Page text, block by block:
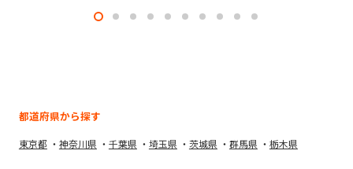
都道府県から探す
東京都 神奈川県 千葉県 埼玉県 茨城県 群馬県 栃木県